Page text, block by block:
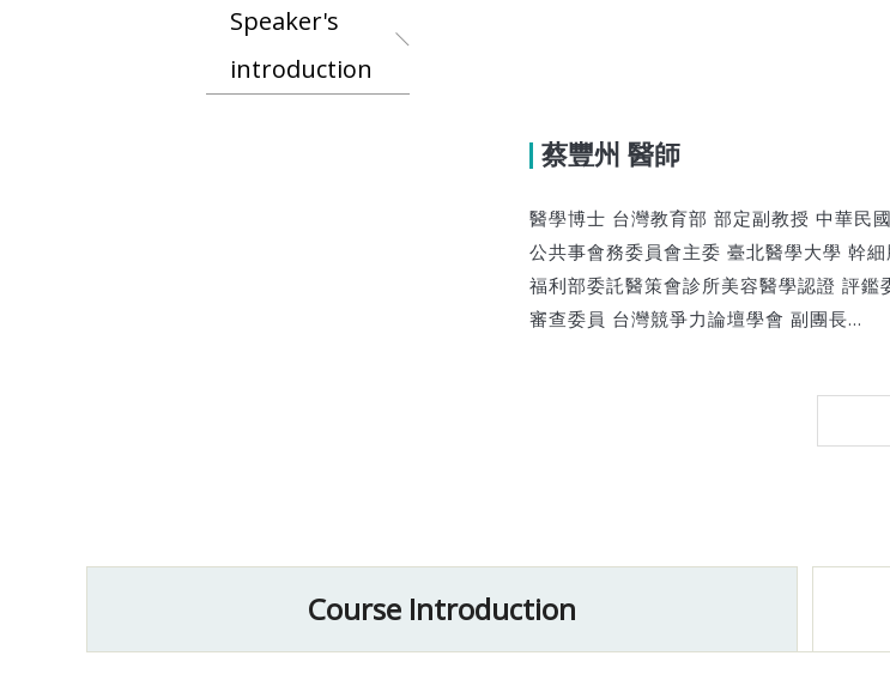
Speaker's
introduction
蔡豐州 醫師
醫學博士 台灣教育部 部定副教授 中華民
公共事會務委員會主委 臺北醫學大學 幹
福利部委託醫策會診所美容醫學認證 評
審查委員 台灣競爭力論壇學會 副團長...
Course Introduction